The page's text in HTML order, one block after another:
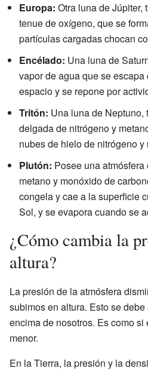
Europa: Otra luna de Júpiter,
tenue de oxígeno, que se
partículas cargadas chocan
Encélado: Una luna de
vapor de agua que se escapa
espacio y se repone por
Tritón: Una luna de Neptuno,
delgada de nitrógeno y
nubes de hielo de nitrógeno y
Plutón: Posee una
metano y monóxido de
congela y cae a la superficie
Sol, y se evapora cuando se
¿Cómo cambia la
altura?
La presión de la atmósfera
subimos en altura. Esto se
encima de nosotros. Es como
menor.
En la Tierra, la presión y la